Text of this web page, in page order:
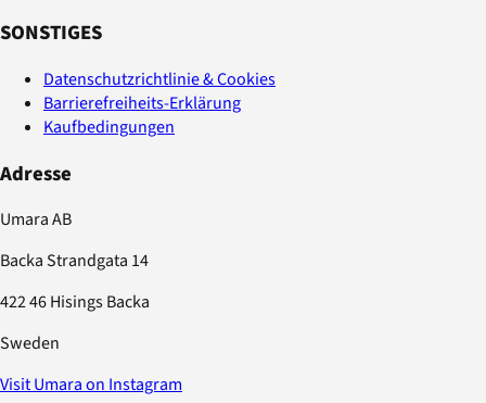
SONSTIGES
Datenschutzrichtlinie & Cookies
Barrierefreiheits-Erklärung
Kaufbedingungen
Adresse
Umara AB
Backa Strandgata 14
422 46 Hisings Backa
Sweden
Visit Umara on Instagram